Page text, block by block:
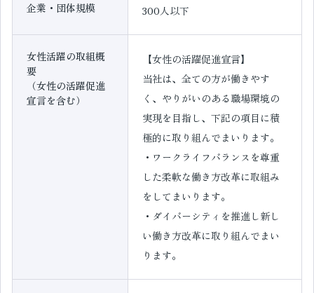
企業・団体規模 300人以下
女性活躍の取組概
要
（女性の活躍促進
宣言を含む）
【女性の活躍促進宣言】
当社は、全ての方が働きやす
く、やりがいのある職場環境の
実現を目指し、下記の項目に積
極的に取り組んでまいります。
・ワークライフバランスを尊重
した柔軟な働き方改革に取組み
をしてまいります。
・ダイバーシティを推進し新し
い働き方改革に取り組んでまい
ります。